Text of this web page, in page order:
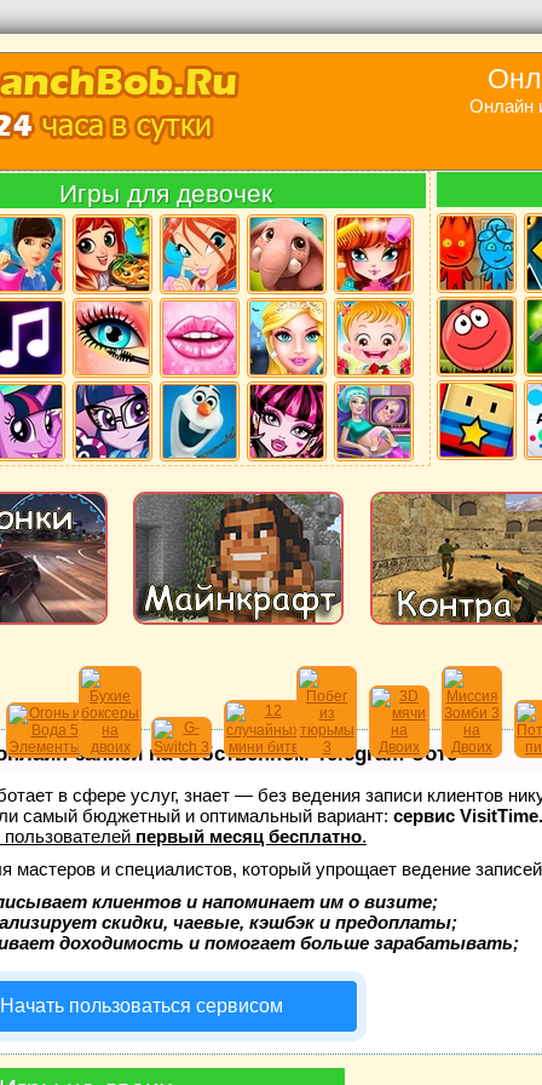
Онлайн
Игры для девочек
записи на собственном Telegram-боте
в сфере услуг, знает — без ведения записи клиентов
самый бюджетный и оптимальный вариант: сервис VisitTime.
первый месяц бесплатно.
мастеров и специалистов, который упрощает ведение
клиентов и напоминает им о визите;
скидки, чаевые, кэшбэк и предоплаты;
доходимость и помогает больше зарабатывать;
Начать пользоваться сервисом